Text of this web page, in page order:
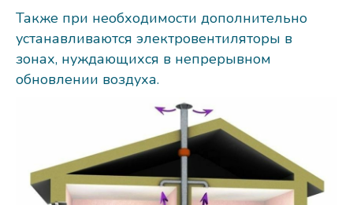
Также при необходимости дополнительно
устанавливаются электровентиляторы в
зонах, нуждающихся в непрерывном
обновлении воздуха.